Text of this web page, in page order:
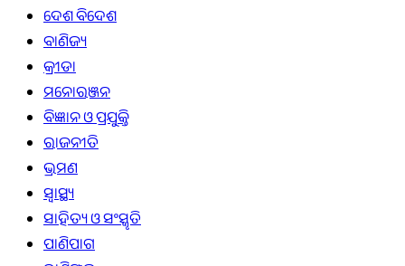
ଦେଶ ବିଦେଶ
ବାଣିଜ୍ୟ
କ୍ରୀଡା
ମନୋରଞ୍ଜନ
ବିଜ୍ଞାନ ଓ ପ୍ରଯୁକ୍ତି
ରାଜନୀତି
ଭ୍ରମଣ
ସ୍ୱାସ୍ଥ୍ୟ
ସାହିତ୍ୟ ଓ ସଂସ୍କୃତି
ପାଣିପାଗ